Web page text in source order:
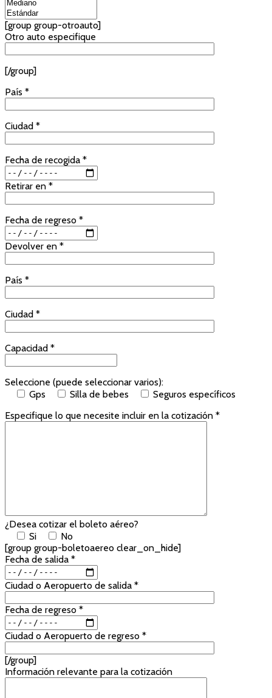
[group group-otroauto]
Otro auto especifique
[/group]
País *
Ciudad *
Fecha de recogida *
Retirar en *
Fecha de regreso *
Devolver en *
País *
Ciudad *
Capacidad *
Seleccione (puede seleccionar varios):
Gps
Silla de bebes
Seguros específicos
Especifique lo que necesite incluir en la cotización *
¿Desea cotizar el boleto aéreo?
Si
No
[group group-boletoaereo clear_on_hide]
Fecha de salida *
Ciudad o Aeropuerto de salida *
Fecha de regreso *
Ciudad o Aeropuerto de regreso *
[/group]
Información relevante para la cotización